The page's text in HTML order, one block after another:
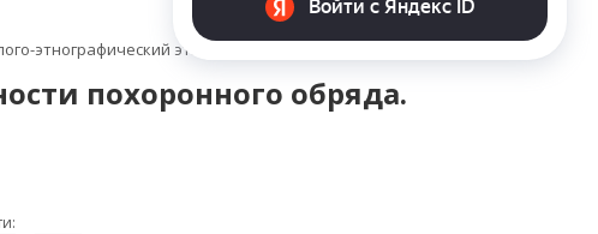
этнографический этюд
похоронного обряда.